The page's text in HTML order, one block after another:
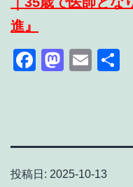
進』
Facebook
投稿日: 2025-10-13